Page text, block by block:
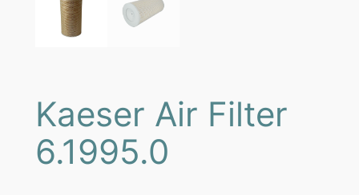
Kaeser Air Filter
6.1995.0